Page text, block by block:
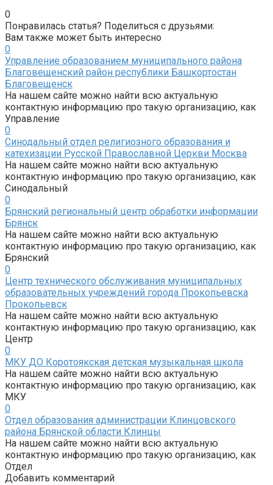
0
Понравилась статья? Поделиться с друзьями:
Вам также может быть интересно
0
Управление образованием муниципального района
Благовещенский район республики Башкортостан
Благовещенск
На нашем сайте можно найти всю актуальную
контактную информацию про такую организацию, как
Управление
0
Синодальный отдел религиозного образования и
катехизации Русской Православной Церкви Москва
На нашем сайте можно найти всю актуальную
контактную информацию про такую организацию, как
Синодальный
0
Брянский региональный центр обработки информации
Брянск
На нашем сайте можно найти всю актуальную
контактную информацию про такую организацию, как
Брянский
0
Центр технического обслуживания муниципальных
образовательных учреждений города Прокопьевска
Прокопьевск
На нашем сайте можно найти всю актуальную
контактную информацию про такую организацию, как
Центр
0
МКУ ДО Коротоякская детская музыкальная школа
На нашем сайте можно найти всю актуальную
контактную информацию про такую организацию, как
МКУ
0
Отдел образования администрации Клинцовского
района Брянской области Клинцы
На нашем сайте можно найти всю актуальную
контактную информацию про такую организацию, как
Отдел
Добавить комментарий